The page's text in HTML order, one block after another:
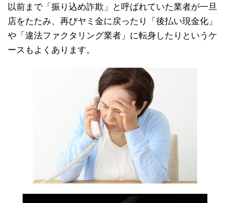
以前まで「振り込め詐欺」と呼ばれていた業者が一旦
店をたたみ、再びヤミ金に戻ったり「後払い現金化」
や「違法ファクタリング業者」に転身したりというケ
ースもよくあります。